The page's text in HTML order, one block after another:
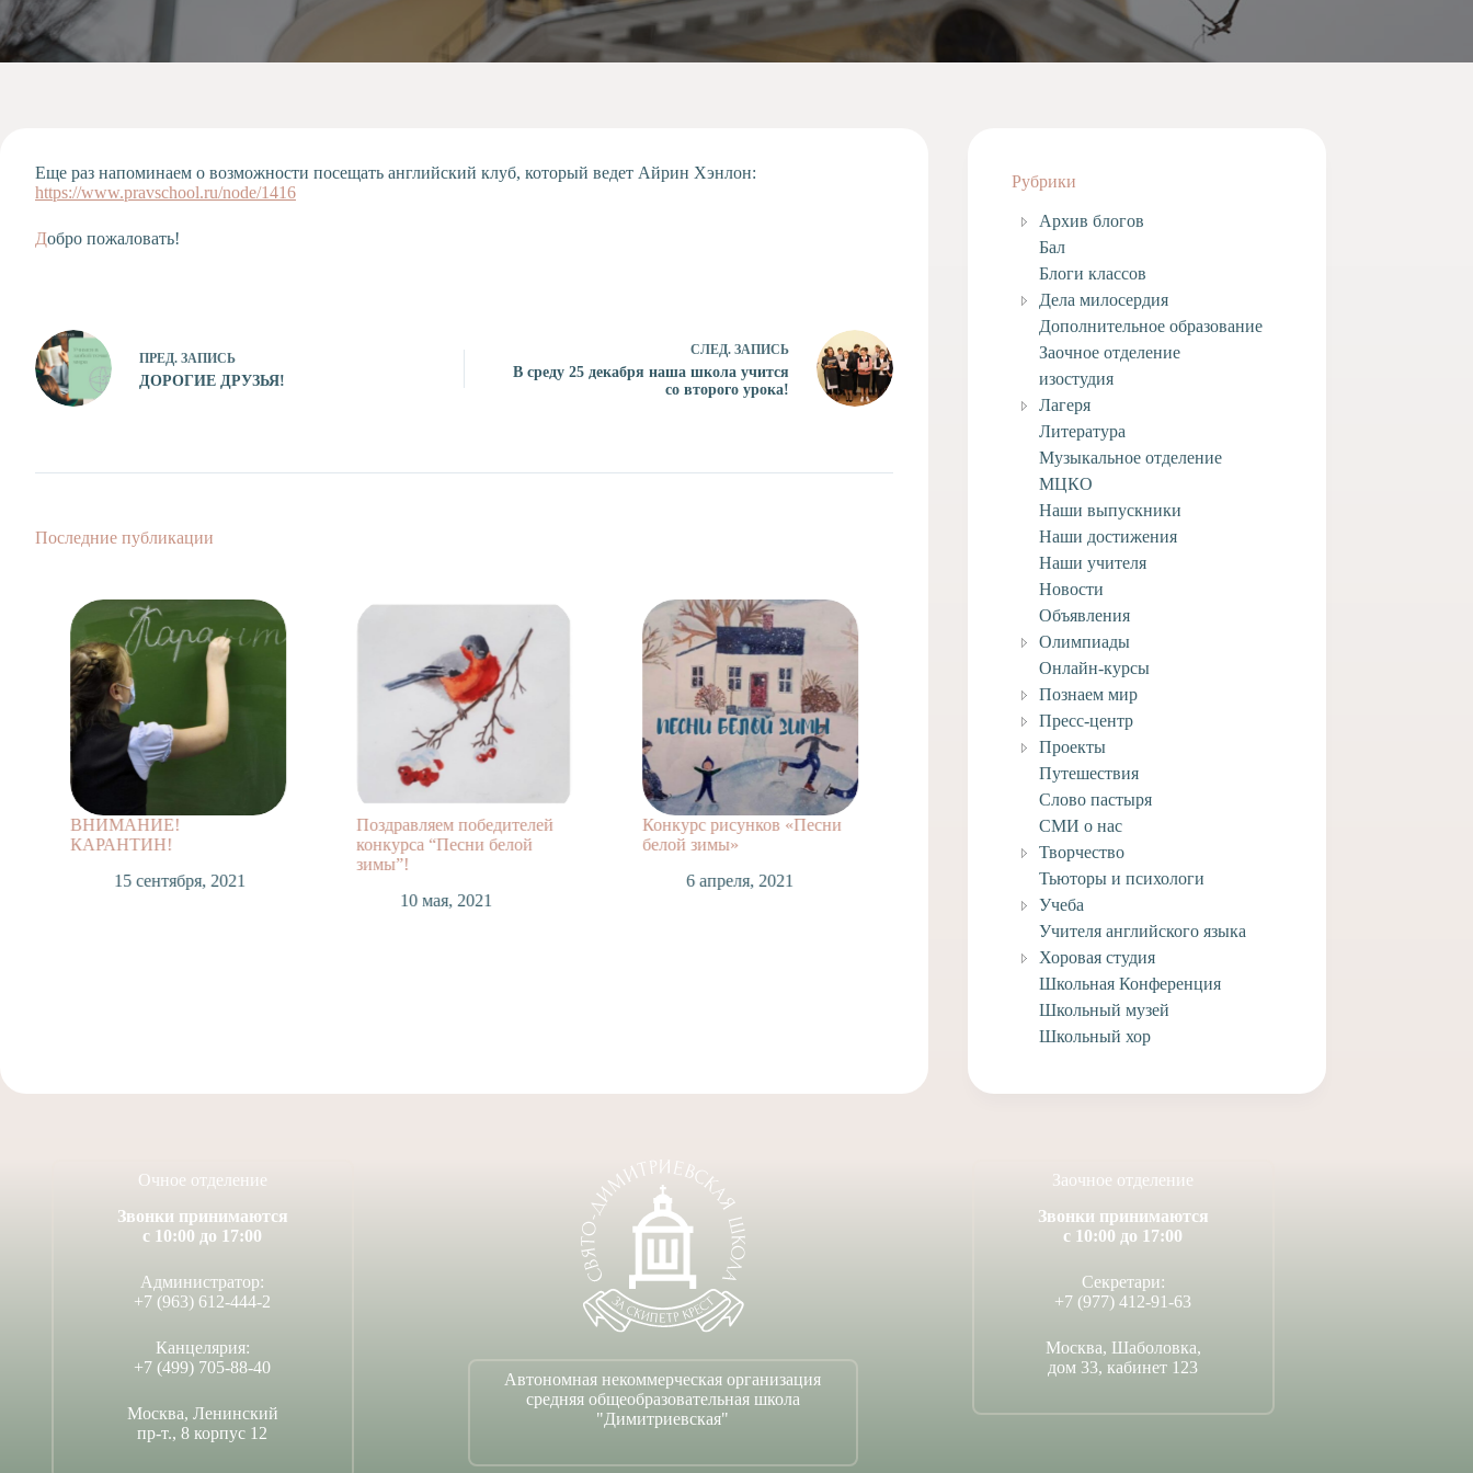
Проекты
отделение
Психологическая
Еще раз напоминаем о возможности посещать английский клуб, который ведет Айрин Хэнлон:
https://www.pravschool.ru/node/1416
Добро пожаловать!
ПРЕД. ЗАПИСЬ
ДОРОГИЕ ДРУЗЬЯ!
СЛЕД. ЗАПИСЬ
В среду 25 декабря наша школа учится
со второго урока!
Последние публикации
ВНИМАНИЕ!
КАРАНТИН!
15 сентября, 2021
Поздравляем победителей
конкурса “Песни белой
зимы”!
10 мая, 2021
Конкурс рисунков «Песни
белой зимы»
6 апреля, 2021
ВНИМАНИЕ! Карантин!
1 марта, 2021
Рубрики
Архив блогов
Бал
Блоги классов
Дела милосердия
Дополнительное образование
Заочное отделение
изостудия
Лагеря
Литература
Музыкальное отделение
МЦКО
Наши выпускники
Наши достижения
Наши учителя
Новости
Объявления
Олимпиады
Онлайн-курсы
Познаем мир
Пресс-центр
Проекты
Путешествия
Слово пастыря
СМИ о нас
Творчество
Тьюторы и психологи
Учеба
Учителя английского языка
Хоровая студия
Школьная Конференция
Школьный музей
Школьный хор
Очное отделение
Звонки принимаются
с 10:00 до 17:00
Администратор:
+7 (963) 612-444-2
Канцелярия:
+7 (499) 705-88-40
Москва, Ленинский
пр-т., 8 корпус 12
Автономная некоммерческая организация
средняя общеобразовательная школа
"Димитриевская"
Заочное отделение
Звонки принимаются
с 10:00 до 17:00
Секретари:
+7 (977) 412-91-63
Москва, Шаболовка,
дом 33, кабинет 123